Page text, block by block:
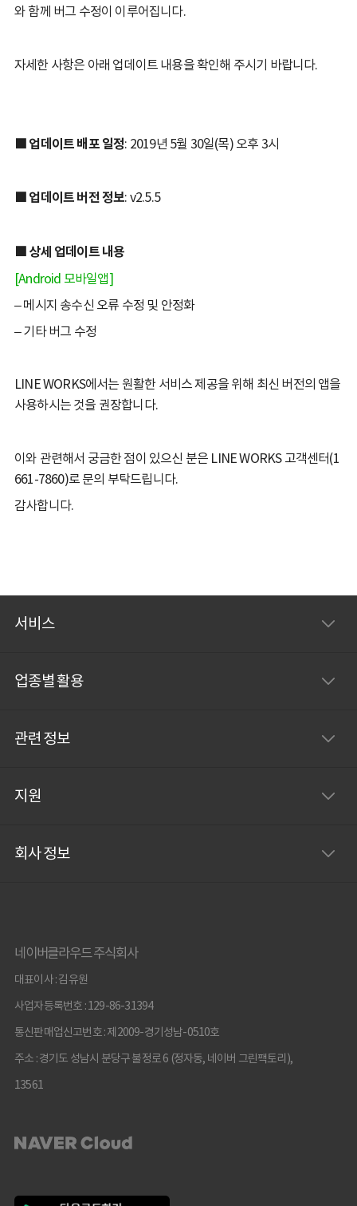
와 함께 버그 수정이 이루어집니다.
자세한 사항은 아래 업데이트 내용을 확인해 주시기 바랍니다.
■ 업데이트 배포 일정: 2019년 5월 30일(목) 오후 3시
■ 업데이트 버전 정보: v2.5.5
■ 상세 업데이트 내용
[Android 모바일앱]
– 메시지 송수신 오류 수정 및 안정화
– 기타 버그 수정
LINE WORKS에서는 원활한 서비스 제공을 위해 최신 버전의 앱을
사용하시는 것을 권장합니다.
이와 관련해서 궁금한 점이 있으신 분은 LINE WORKS 고객센터(1
661-7860)로 문의 부탁드립니다.
감사합니다.
서비스
업종별 활용
관련 정보
지원
회사 정보
네이버클라우드 주식회사
대표이사 : 김유원
사업자등록번호 : 129-86-31394
통신판매업신고번호 : 제2009-경기성남-0510호
주소 : 경기도 성남시 분당구 불정로 6 (정자동, 네이버 그린팩토리),
13561